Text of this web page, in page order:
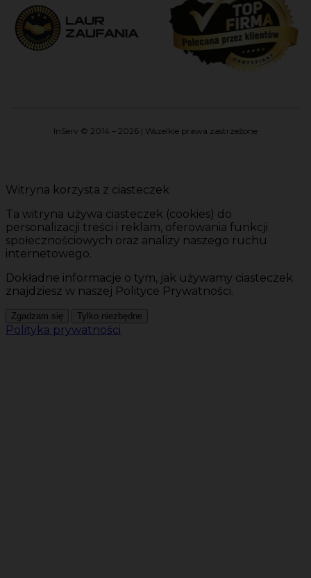
InServ © 2014 – 2026 | Wszelkie prawa zastrzeżone
Witryna korzysta z ciasteczek
Ta witryna używa ciasteczek (cookies) do
personalizacji treści i reklam, oferowania funkcji
społecznościowych oraz analizy naszego ruchu
internetowego.
Dokładne informacje o tym, jak używamy ciasteczek
znajdziesz w naszej Polityce Prywatności.
Zgadzam się Tylko niezbędne
Polityka prywatności